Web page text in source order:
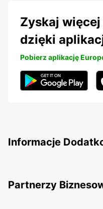
Zyskaj
dzięki
Pobierz aplikację
Informacje
Partnerzy